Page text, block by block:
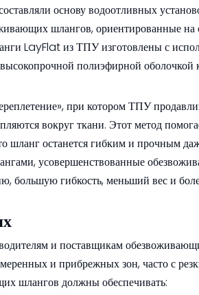
основу водоотливных
шлангов, ориентированные
LayFlat из ТПУ изготовлены с
полиэфирной оболочкой
при котором ТПУ
вокруг ткани. Этот метод
шланг останется гибким и прочным
усовершенствованные
большую гибкость, меньший вес и
и поставщикам
и прибрежных зон, часто с
шлангов должны обеспечивать: